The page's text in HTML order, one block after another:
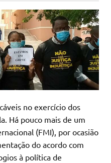
no exercício dos
Há pouco mais de um
(FMI), por ocasião
do acordo com
à política de